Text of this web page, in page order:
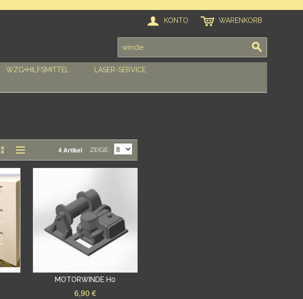
KONTO WARENKORB
WZG+HILFSMITTEL
LASER-SERVICE
4 Artikel ZEIGE
MOTORWINDE H0
6,90 €